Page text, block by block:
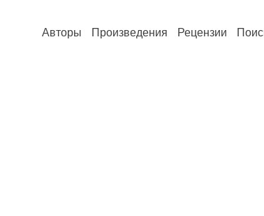
Авторы Произведения Рецензии